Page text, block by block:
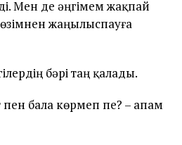
Мен де әңгімем жақпай
жаңылыспауға
бәрі таң қалады.
бала көрмеп пе? – апам